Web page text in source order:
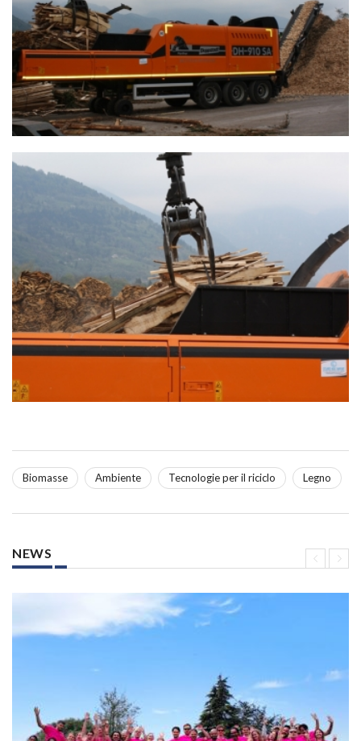
Biomasse Ambiente Tecnologie per il riciclo Legno
NEWS